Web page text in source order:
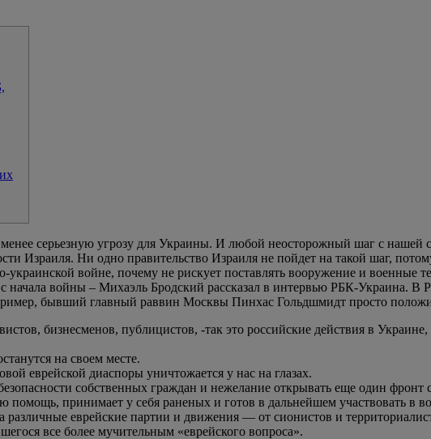
серьезную угрозу для Украины. И любой неосторожный шаг с нашей
Израиля. Ни одно правительство Израиля не пойдет на такой шаг,
украинской войне, почему не рискует поставлять вооружение и военные
войны – Михаэль Бродский рассказал в интервью РБК-Украина. В
бывший главный раввин Москвы Пинхас Гольдшмидт просто
бизнесменов, публицистов, -так это российские действия в
на своем месте.
еврейской диаспоры уничтожается у нас на глазах.
собственных граждан и нежелание открывать еще один
помощь, принимает у себя раненых и готов в дальнейшем участвовать в
еврейские партии и движения — от сионистов и
все более мучительным «еврейского вопроса».